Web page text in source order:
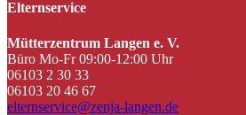
Elternservice
Mütterzentrum Langen e. V.
Büro Mo-Fr 09:00-12:00 Uhr
06103 2 30 33
06103 20 46 67
elternservice@zenja-langen.de